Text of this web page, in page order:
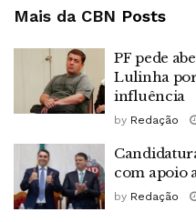
Mais da CBN Posts
PF pede
Lulinha
influência
by Redação
com apoio
by Redação